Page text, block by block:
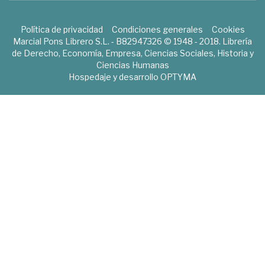
Política de privacidad Condiciones generales
Cookies
Marcial Pons Librero S.L. - B82947326 © 1948 - 2018. Librería
de Derecho, Economía, Empresa, Ciencias Sociales, Historia y
Ciencias Humanas
Hospedaje y desarrollo OPTYMA